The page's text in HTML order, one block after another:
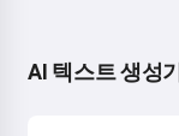
AI 텍스트 생성